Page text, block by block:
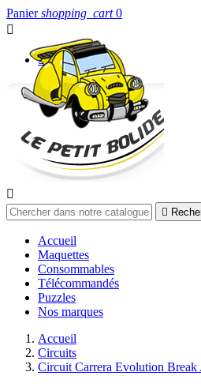
Panier shopping_cart 0

 Connexion


Accueil
Maquettes
Consommables
Télécommandés
Puzzles
Nos marques
Accueil
Circuits
Circuit Carrera Evolution